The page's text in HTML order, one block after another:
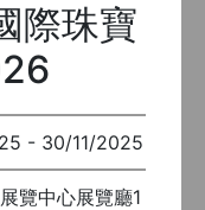
際珠寶
- 30/11/2025
覽中心展覽廳1